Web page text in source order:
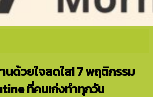
านด้วยใจสดใส! 7 พฤติกรรม
ที่คนเก่งทำทุกวัน